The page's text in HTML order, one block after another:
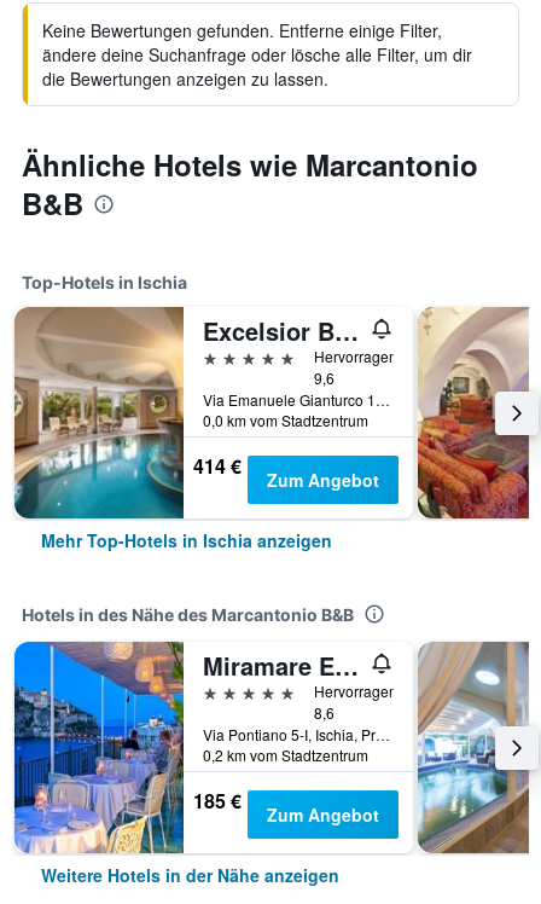
Keine Bewertungen gefunden. Entferne einige Filter,
ändere deine Suchanfrage oder lösche alle Filter, um dir
die Bewertungen anzeigen zu lassen.
Ähnliche Hotels wie Marcantonio
B&B
Top-Hotels in Ischia
Excelsior Belvedere Hotel & Spa
5 Sterne
Hervorragend
9,6
Via Emanuele Gianturco 19, Ischia, Provinz Neapel, Italien
0,0 km vom Stadtzentrum
414 € Zum Angebot
Mehr Top-Hotels in Ischia anzeigen
Hotels in des Nähe des Marcantonio B&B
Miramare E Castello
5 Sterne
Hervorragend
8,6
Via Pontiano 5-I, Ischia, Provinz Neapel, Italien
0,2 km vom Stadtzentrum
185 € Zum Angebot
Weitere Hotels in der Nähe anzeigen